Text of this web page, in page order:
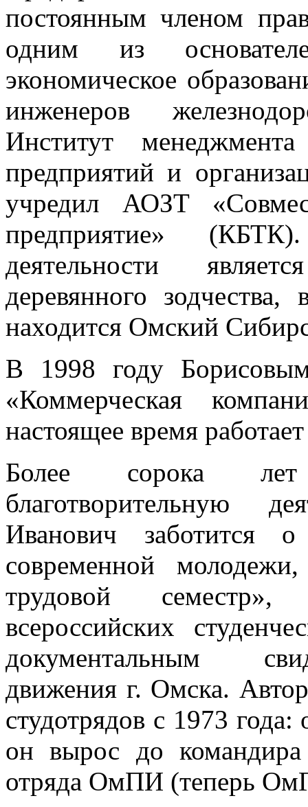
постоянным членом
одним из
экономическое
инженеров
Институт
предприятий и
учредил АОЗТ
предприятие»
деятельности
деревянного
находится Омский
В 1998 году
«Коммерческая
настоящее время
Более сорока лет
благотворительную
Иванович заботится о
современной
трудовой
всероссийских
документальным
движения г. Омска.
студотрядов с 1973
он вырос до командира
отряда ОмПИ (теперь